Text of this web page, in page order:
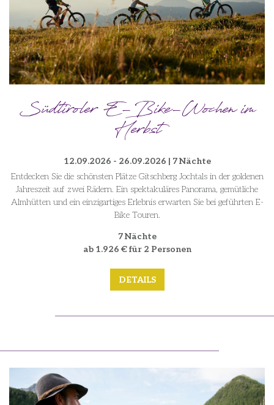
Südtiroler E-Bike-Wochen im
Herbst
12.09.2026 - 26.09.2026 | 7 Nächte
Entdecken Sie die schönsten Plätze Gitschberg Jochtals in der goldenen
Jahreszeit auf zwei Rädern. Ein spektakuläres Panorama, gemütliche
Almhütten und ein einzigartiges Erlebnis erwarten Sie bei geführten E-
Bike Touren.
7 Nächte
ab 1.926 € für 2 Personen
DETAILS